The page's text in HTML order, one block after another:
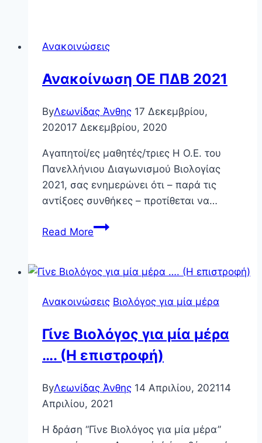
2022
Ανακοινώσεις
Ανακοίνωση ΟΕ ΠΔΒ 2021
ByΛεωνίδας Άνθης 17 Δεκεμβρίου,
202017 Δεκεμβρίου, 2020
Αγαπητοί/ες μαθητές/τριες Η Ο.Ε. του
Πανελλήνιου Διαγωνισμού Βιολογίας
2021, σας ενημερώνει ότι – παρά τις
αντίξοες συνθήκες – προτίθεται να…
Read MoreΑνακοίνωση
2021
Ανακοινώσεις Βιολόγος για μία μέρα
Γίνε Βιολόγος για μία μέρα
…. (Η επιστροφή)
ByΛεωνίδας Άνθης 14 Απριλίου, 202114
Απριλίου, 2021
Η δράση “Γίνε Βιολόγος για μία μέρα”